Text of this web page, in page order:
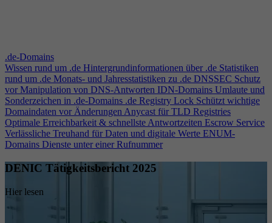
.de-Domains
Wissen rund um .de Hintergrundinformationen über .de Statistiken
rund um .de Monats- und Jahresstatistiken zu .de DNSSEC Schutz
vor Manipulation von DNS-Antworten IDN-Domains Umlaute und
Sonderzeichen in .de-Domains .de Registry Lock Schützt wichtige
Domaindaten vor ÄnderungenAnycast für TLD Registries
Optimale Erreichbarkeit & schnellste Antwortzeiten Escrow Service
Verlässliche Treuhand für Daten und digitale Werte ENUM-
Domains Dienste unter einer Rufnummer
DENIC Tätigkeitsbericht 2025
Hier lesen